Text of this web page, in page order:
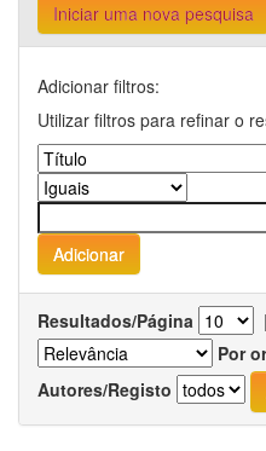
Iniciar uma nova pesquisa
Adicionar filtros:
Utilizar filtros para refinar o
Resultados/Página |
Por
Autores/Registo